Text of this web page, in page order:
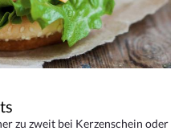
zu zweit bei Kerzenschein oder